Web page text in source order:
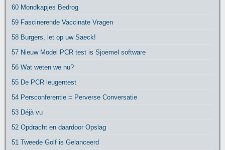
60 Mondkapjes Bedrog
59 Fascinerende Vaccinate Vragen
58 Burgers, let op uw Saeck!
57 Nieuw Model PCR test is Sjoemel software
56 Wat weten we nu?
55 De PCR leugentest
54 Persconferentie = Perverse Conversatie
53 Déjà vu
52 Opdracht en daardoor Opslag
51 Tweede Golf is Gelanceerd